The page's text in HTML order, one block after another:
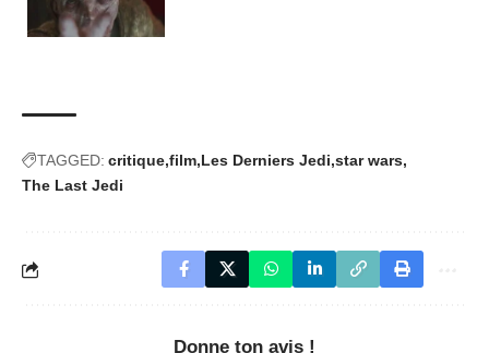
TAGGED: critique film Les Derniers Jedi star wars
The Last Jedi
Donne ton avis !